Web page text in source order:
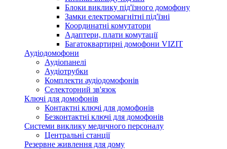
Блоки виклику під'їзного домофону
Замки електромагнітні під'їзні
Координатні комутатори
Адаптери, плати комутації
Багатоквартирні домофони VIZIT
Аудіодомофони
Аудіопанелі
Аудіотрубки
Комплекти аудіодомофонів
Селекторний зв'язок
Ключі для домофонів
Контактні ключі для домофонів
Безконтактні ключі для домофонів
Системи виклику медичного персоналу
Центральні станції
Резервне живлення для дому